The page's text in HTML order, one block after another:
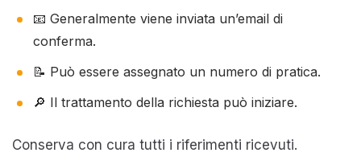
📧 Generalmente viene inviata un’email di
conferma.
📝 Può essere assegnato un numero di pratica.
🔎 Il trattamento della richiesta può iniziare.
Conserva con cura tutti i riferimenti ricevuti.